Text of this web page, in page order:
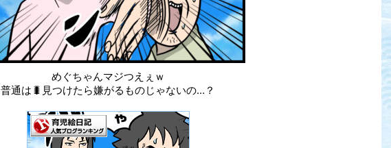
めぐちゃんマジつえぇｗ
普通は🐛見つけたら嫌がるものじゃないの…？